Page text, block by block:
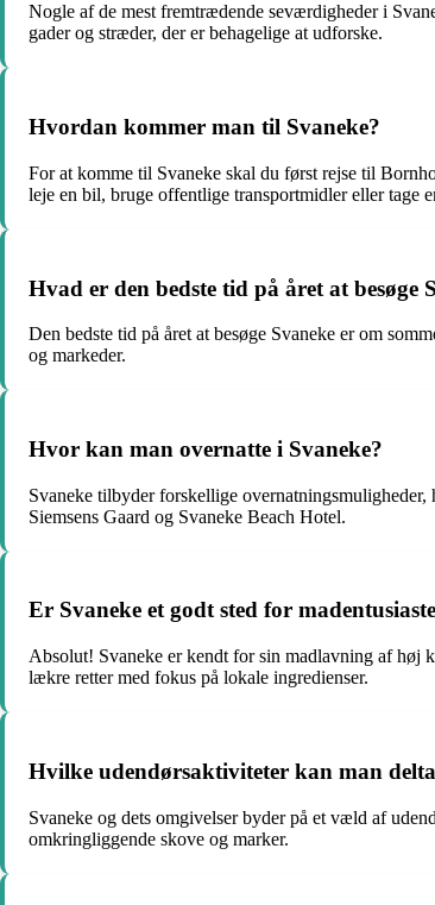
Nogle af de mest fremtrædende seværdigheder i
gader og stræder, der er behagelige at udforske.
Hvordan kommer man til Svaneke?
For at komme til Svaneke skal du først rejse til
leje en bil, bruge offentlige transportmidler eller tage
Hvad er den bedste tid på året at besøge
Den bedste tid på året at besøge Svaneke er om
og markeder.
Hvor kan man overnatte i Svaneke?
Svaneke tilbyder forskellige
Siemsens Gaard og Svaneke Beach Hotel.
Er Svaneke et godt sted for
Absolut! Svaneke er kendt for sin madlavning af høj
lækre retter med fokus på lokale ingredienser.
Hvilke udendørsaktiviteter kan man
Svaneke og dets omgivelser byder på et væld af
omkringliggende skove og marker.